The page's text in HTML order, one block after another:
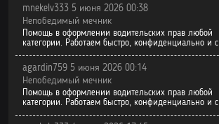
mnekelv333 5 июня 2026 00:38
Непобедимый мечник
Помощь в оформлении водительских прав любой
категории. Работаем быстро, конфиденциально и с
agardin759 5 июня 2026 00:14
Непобедимый мечник
Помощь в оформлении водительских прав любой
категории. Работаем быстро, конфиденциально и с